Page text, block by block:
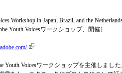
Workshop in Japan, Brazil, and the
Youth Voicesワークショップ、開催）
Youth Voicesワークショップを主催しまし